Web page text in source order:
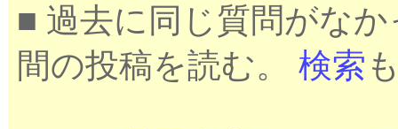
■ 過去に同じ質問がな
間の投稿を読む。 検索